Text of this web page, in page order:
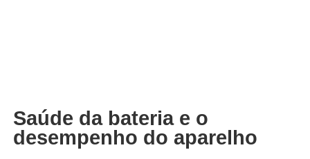
Saúde da bateria e o
desempenho do aparelho